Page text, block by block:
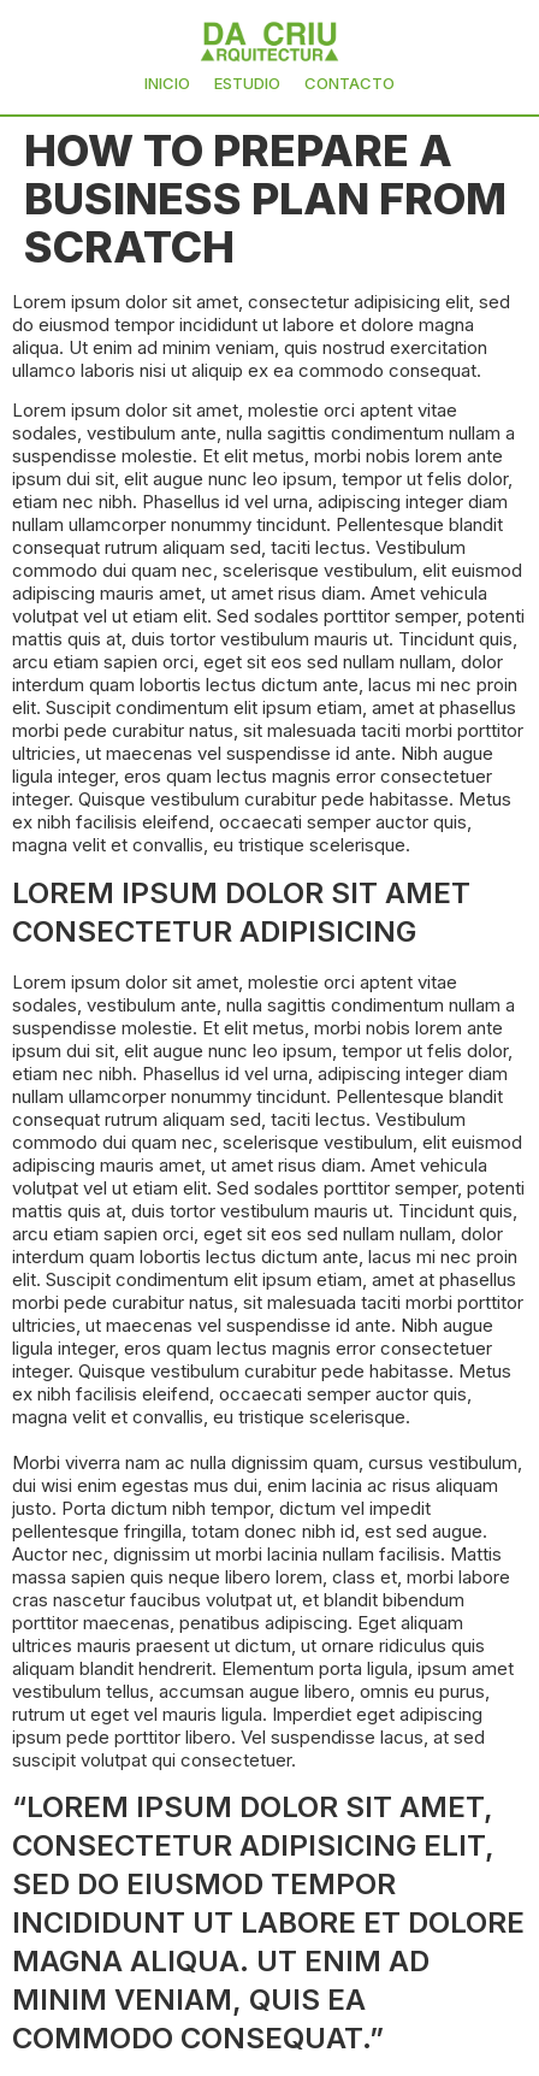
INICIO ESTUDIO CONTACTO
HOW TO PREPARE A
BUSINESS PLAN FROM
SCRATCH
Lorem ipsum dolor sit amet, consectetur adipisicing elit, sed
do eiusmod tempor incididunt ut labore et dolore magna
aliqua. Ut enim ad minim veniam, quis nostrud exercitation
ullamco laboris nisi ut aliquip ex ea commodo consequat.
Lorem ipsum dolor sit amet, molestie orci aptent vitae
sodales, vestibulum ante, nulla sagittis condimentum nullam a
suspendisse molestie. Et elit metus, morbi nobis lorem ante
ipsum dui sit, elit augue nunc leo ipsum, tempor ut felis dolor,
etiam nec nibh. Phasellus id vel urna, adipiscing integer diam
nullam ullamcorper nonummy tincidunt. Pellentesque blandit
consequat rutrum aliquam sed, taciti lectus. Vestibulum
commodo dui quam nec, scelerisque vestibulum, elit euismod
adipiscing mauris amet, ut amet risus diam. Amet vehicula
volutpat vel ut etiam elit. Sed sodales porttitor semper, potenti
mattis quis at, duis tortor vestibulum mauris ut. Tincidunt quis,
arcu etiam sapien orci, eget sit eos sed nullam nullam, dolor
interdum quam lobortis lectus dictum ante, lacus mi nec proin
elit. Suscipit condimentum elit ipsum etiam, amet at phasellus
morbi pede curabitur natus, sit malesuada taciti morbi porttitor
ultricies, ut maecenas vel suspendisse id ante. Nibh augue
ligula integer, eros quam lectus magnis error consectetuer
integer. Quisque vestibulum curabitur pede habitasse. Metus
ex nibh facilisis eleifend, occaecati semper auctor quis,
magna velit et convallis, eu tristique scelerisque.
LOREM IPSUM DOLOR SIT AMET
CONSECTETUR ADIPISICING
Lorem ipsum dolor sit amet, molestie orci aptent vitae
sodales, vestibulum ante, nulla sagittis condimentum nullam a
suspendisse molestie. Et elit metus, morbi nobis lorem ante
ipsum dui sit, elit augue nunc leo ipsum, tempor ut felis dolor,
etiam nec nibh. Phasellus id vel urna, adipiscing integer diam
nullam ullamcorper nonummy tincidunt. Pellentesque blandit
consequat rutrum aliquam sed, taciti lectus. Vestibulum
commodo dui quam nec, scelerisque vestibulum, elit euismod
adipiscing mauris amet, ut amet risus diam. Amet vehicula
volutpat vel ut etiam elit. Sed sodales porttitor semper, potenti
mattis quis at, duis tortor vestibulum mauris ut. Tincidunt quis,
arcu etiam sapien orci, eget sit eos sed nullam nullam, dolor
interdum quam lobortis lectus dictum ante, lacus mi nec proin
elit. Suscipit condimentum elit ipsum etiam, amet at phasellus
morbi pede curabitur natus, sit malesuada taciti morbi porttitor
ultricies, ut maecenas vel suspendisse id ante. Nibh augue
ligula integer, eros quam lectus magnis error consectetuer
integer. Quisque vestibulum curabitur pede habitasse. Metus
ex nibh facilisis eleifend, occaecati semper auctor quis,
magna velit et convallis, eu tristique scelerisque.
Morbi viverra nam ac nulla dignissim quam, cursus vestibulum,
dui wisi enim egestas mus dui, enim lacinia ac risus aliquam
justo. Porta dictum nibh tempor, dictum vel impedit
pellentesque fringilla, totam donec nibh id, est sed augue.
Auctor nec, dignissim ut morbi lacinia nullam facilisis. Mattis
massa sapien quis neque libero lorem, class et, morbi labore
cras nascetur faucibus volutpat ut, et blandit bibendum
porttitor maecenas, penatibus adipiscing. Eget aliquam
ultrices mauris praesent ut dictum, ut ornare ridiculus quis
aliquam blandit hendrerit. Elementum porta ligula, ipsum amet
vestibulum tellus, accumsan augue libero, omnis eu purus,
rutrum ut eget vel mauris ligula. Imperdiet eget adipiscing
ipsum pede porttitor libero. Vel suspendisse lacus, at sed
suscipit volutpat qui consectetuer.
“LOREM IPSUM DOLOR SIT AMET,
CONSECTETUR ADIPISICING ELIT,
SED DO EIUSMOD TEMPOR
INCIDIDUNT UT LABORE ET DOLORE
MAGNA ALIQUA. UT ENIM AD
MINIM VENIAM, QUIS EA
COMMODO CONSEQUAT.”